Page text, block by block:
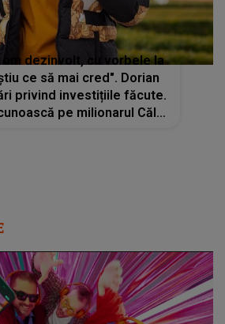
dezinvolt, cu vorbele la
ce să mai cred". Dorian
privind investițiile făcute.
pe milionarul Călin